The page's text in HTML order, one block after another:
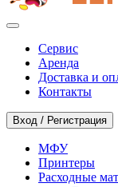
Сервис
Аренда
Доставка и
Контакты
Вход / Регистрация
МФУ
Принтеры
Расходные